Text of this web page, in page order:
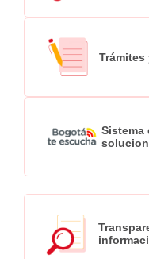
Trámites
Sistema